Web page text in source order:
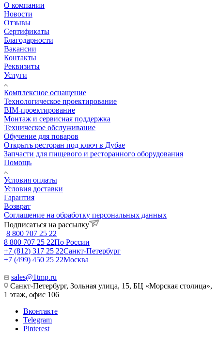
О компании
Новости
Отзывы
Сертификаты
Благодарности
Вакансии
Контакты
Реквизиты
Услуги
Комплексное оснащение
Технологическое проектирование
BIM-проектирование
Монтаж и сервисная поддержка
Техническое обслуживание
Обучение для поваров
Открыть ресторан под ключ в Дубае
Запчасти для пищевого и ресторанного оборудования
Помощь
Условия оплаты
Условия доставки
Гарантия
Возврат
Соглашение на обработку персональных данных
Подписаться на рассылку
8 800 707 25 22
8 800 707 25 22По России
+7 (812) 317 25 22Санкт-Петербург
+7 (499) 450 25 22Москва
sales@1tmp.ru
Санкт-Петербург, Зольная улица, 15, БЦ «Морская столица»,
1 этаж, офис 106
Вконтакте
Telegram
Pinterest